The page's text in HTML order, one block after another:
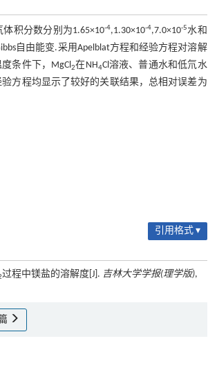
体积分数分别为1.65×10-4,1.30×10-4,7.0×10-5水和
自由能变.采用Apelblat方程和经验方程对溶解
条件下，MgCl2在NH4Cl溶液、普通水和低氘水
方程均显示了较好的关联结果，总相对误差为
引用格式 ▾
过程中镁盐的溶解度[J]. 吉林大学学报(理学版),